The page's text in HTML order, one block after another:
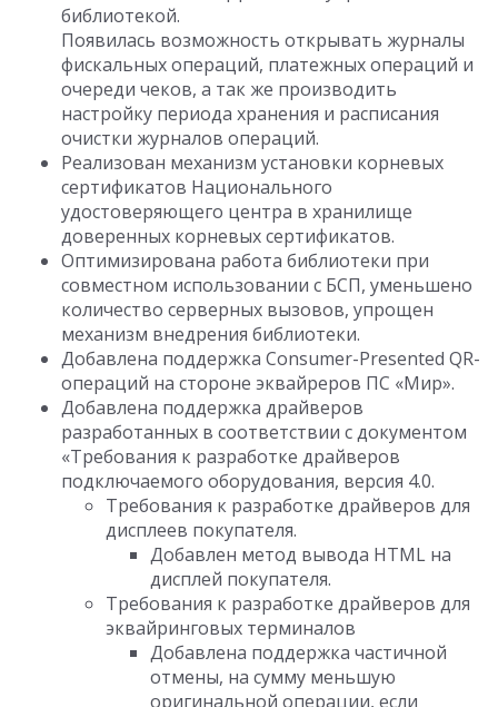
библиотекой.
Появилась возможность открывать журналы
фискальных операций, платежных операций и
очереди чеков, а так же производить
настройку периода хранения и расписания
очистки журналов операций.
Реализован механизм установки корневых
сертификатов Национального
удостоверяющего центра в хранилище
доверенных корневых сертификатов.
Оптимизирована работа библиотеки при
совместном использовании с БСП, уменьшено
количество серверных вызовов, упрощен
механизм внедрения библиотеки.
Добавлена поддержка Consumer-Presented QR-
операций на стороне эквайреров ПС «Мир».
Добавлена поддержка драйверов
разработанных в соответствии с документом
«Требования к разработке драйверов
подключаемого оборудования, версия 4.0.
Требования к разработке драйверов для
дисплеев покупателя.
Добавлен метод вывода HTML на
дисплей покупателя.
Требования к разработке драйверов для
эквайринговых терминалов
Добавлена поддержка частичной
отмены, на сумму меньшую
оригинальной операции, если